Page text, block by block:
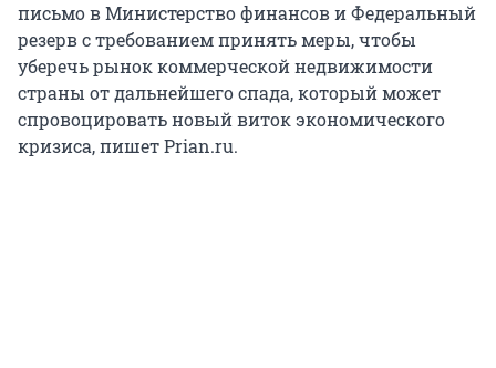
письмо в Министерство финансов и Федеральный
резерв с требованием принять меры, чтобы
уберечь рынок коммерческой недвижимости
страны от дальнейшего спада, который может
спровоцировать новый виток экономического
кризиса, пишет Prian.ru.